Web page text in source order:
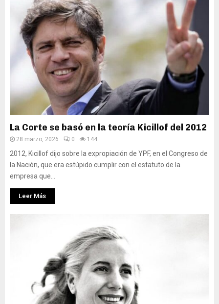
La Corte se basó en la teoría Kicillof del 2012
28 marzo, 2026 0 144
2012, Kicillof dijo sobre la expropiación de YPF, en el Congreso de
la Nación, que era estúpido cumplir con el estatuto de la
empresa que...
Leer Más